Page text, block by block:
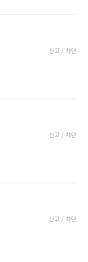
신고 / 차단
신고 / 차단
신고 / 차단